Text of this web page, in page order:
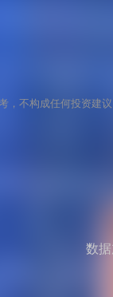
，不构成任何投资建
数